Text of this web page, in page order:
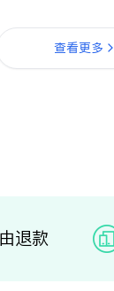
查看更多
退款